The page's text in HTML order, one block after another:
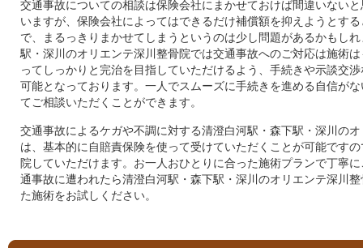
交通事故についての相談は保険会社にまかせておけば間違いない
いますが、保険会社によってはできるだけ補償額を抑えようとす
で、まるっきりまかせてしまうというのは少し問題があるかもし
駅・深川のオリエンテ深川整骨院では交通事故へのご対応は施術
ってしっかりと完治を目指していただけるよう、手続きや示談交
可能となっております。一人でスムーズに手続きを進める自信が
てご相談いただくことができます。
交通事故によるケガや不調に対する清澄白河駅・森下駅・深川の
は、基本的に自賠責保険を使って受けていただくことが可能です
院していただけます。お一人おひとりに合った施術プランで丁寧
通事故に遭われたら清澄白河駅・森下駅・深川のオリエンテ深川
た施術をお試しください。